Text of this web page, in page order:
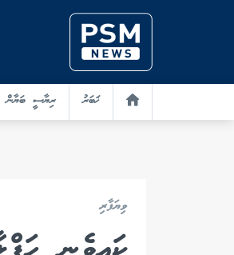
ޚަބަރު ރިޔާސީ ބަޔާން
ވިޔަފާރި